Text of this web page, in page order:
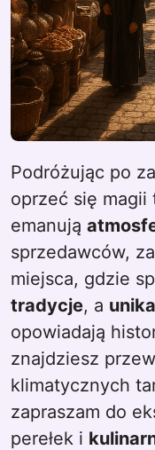
Podróżując po zakątkach świata, trudno
oprzeć się magii
emanują
sprzedawców,
miejsca, gdzie
tradycje, a
opowiadają
znajdziesz
klimatycznych
zapraszam do
perełek i